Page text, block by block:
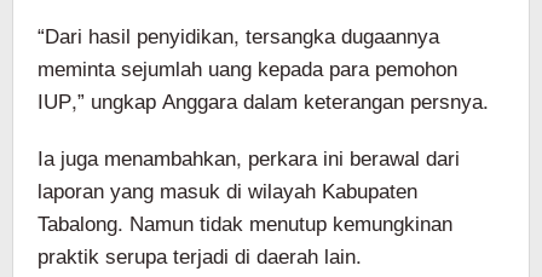
“Dari hasil penyidikan, tersangka dugaannya
meminta sejumlah uang kepada para pemohon
IUP,” ungkap Anggara dalam keterangan persnya.
Ia juga menambahkan, perkara ini berawal dari
laporan yang masuk di wilayah Kabupaten
Tabalong. Namun tidak menutup kemungkinan
praktik serupa terjadi di daerah lain.